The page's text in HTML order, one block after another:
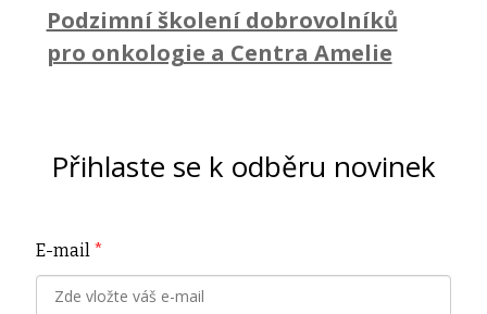
Podzimní školení dobrovolníků
pro onkologie a Centra Amelie
Přihlaste se k odběru novinek
E-mail *